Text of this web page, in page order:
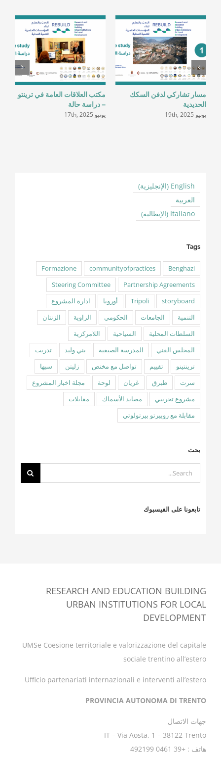
مسار تشاركي لدفن السكك
الحديدية
يونيو 19th, 2025
مكتب العلاقات العامة في ترينتو
– دراسة حالة
يونيو 17th, 2025
English
(الإنجليزية)
العربية
Italiano
(الإيطالية)
Tags
Benghazi
communityofpractices
Formazione
Partnership Agreements
Steering Committee
storyboard
Tripoli أوروبا
ادارة المشروع
التنمية
الجامعات الحكومي الزاوية
الزنتان
السلطات المحلية
السياحية
اللامركزية
المجلس الفني
المدرسة الصيفية بني وليد
تدريب
ترينتينو
تقييم تواصل مع مختص زليتن
سبها
سرت
طبرق غريان لوحة
مجلة اخبار المشروع
مشروع تجريبي
مصايد الأسماك
مقابلات
مقابلة مع روبيرتو بيرتولوتي
بحث
Search
for:
تابعونا على الفيسبوك
RESEARCH AND EDUCATION BUILDING
URBAN INSTITUTIONS FOR LOCAL
DEVELOPMENT
UMSe Coesione territoriale e valorizzazione del capitale
sociale trentino all’estero
Ufficio partenariati internazionali e interventi all’estero
PROVINCIA AUTONOMA DI TRENTO
جهات الاتصال
IT – Via Aosta, 1 – 38122 Trento
هاتف : +39 0461 492199